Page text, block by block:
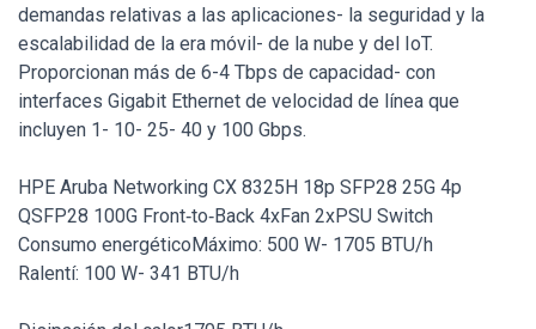
demandas relativas a las aplicaciones- la seguridad y la
escalabilidad de la era móvil- de la nube y del IoT.
Proporcionan más de 6-4 Tbps de capacidad- con
interfaces Gigabit Ethernet de velocidad de línea que
incluyen 1- 10- 25- 40 y 100 Gbps.
HPE Aruba Networking CX 8325H 18p SFP28 25G 4p
QSFP28 100G Front‑to‑Back 4xFan 2xPSU Switch
Consumo energéticoMáximo: 500 W- 1705 BTU/h
Ralentí: 100 W- 341 BTU/h